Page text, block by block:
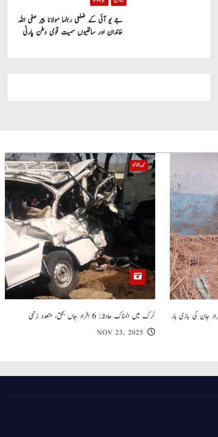
جے یو آئی کے ضلعی رہنما مولانا پیر صفی اللہ
خاندان اور ساتھیوں سمیت قومی وطن پارٹی
گھر کی چھت گرنے کا سانحہ: 5 افراد جان کی بازی ہار
خیبر پختونخوا
کرک میں المناک حادثہ: 6 افراد جاں بحق، متعدد زخمی
NOV 23, 2025